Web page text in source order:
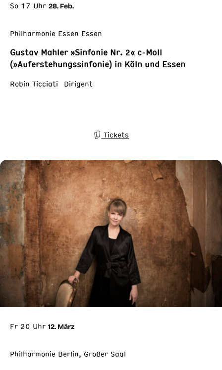
So 17 Uhr 28. Feb.
Philharmonie Essen Essen
Gustav Mahler »Sinfonie Nr. 2« c-Moll
(»Auferstehungssinfonie) in Köln und Essen
Robin Ticciati Dirigent
Tickets
Fr 20 Uhr 12. März
Philharmonie Berlin, Großer Saal